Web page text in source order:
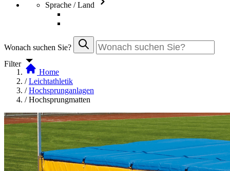
Sprache / Land
Wonach suchen Sie?
Filter
Home
/ Leichtathletik
/ Hochsprunganlagen
/ Hochsprungmatten